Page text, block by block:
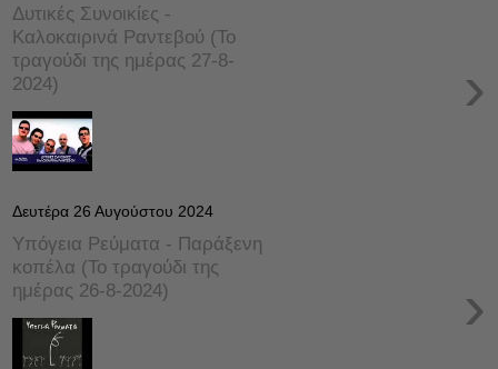
Δυτικές Συνοικίες -
Καλοκαιρινά Ραντεβού (Το
τραγούδι της ημέρας 27-8-
2024)
›
Δευτέρα 26 Αυγούστου 2024
Υπόγεια Ρεύματα - Παράξενη
κοπέλα (Το τραγούδι της
ημέρας 26-8-2024)
›